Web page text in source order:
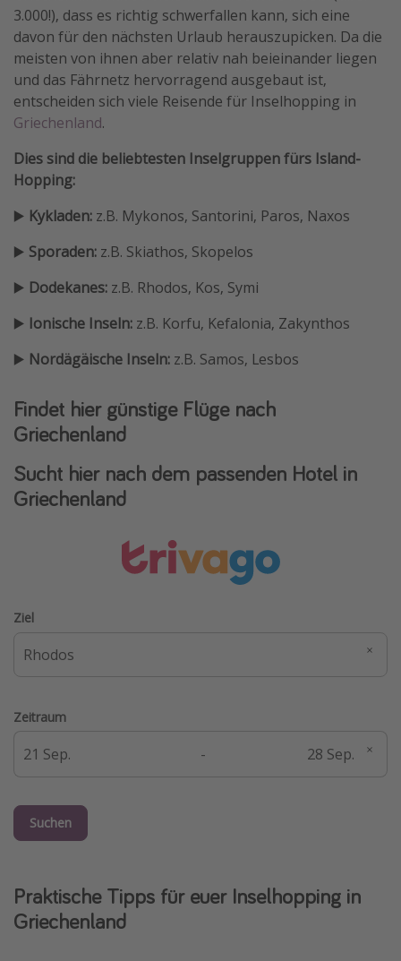
Bahnreisen in der Schweiz
Reisepassfreie Reiseziele
Travel Know How
Silvesterreisen
Last Minute Urlaub Deutschland
3.000!), dass es richtig schwerfallen kann, sich eine
davon für den nächsten Urlaub herauszupicken. Da die
meisten von ihnen aber relativ nah beieinander liegen
und das Fährnetz hervorragend ausgebaut ist,
entscheiden sich viele Reisende für Inselhopping in
Griechenland.
Dies sind die beliebtesten Inselgruppen fürs Island-
Hopping:
▶️ Kykladen: z.B. Mykonos, Santorini, Paros, Naxos
▶️ Sporaden: z.B. Skiathos, Skopelos
▶️ Dodekanes: z.B. Rhodos, Kos, Symi
▶️ Ionische Inseln: z.B. Korfu, Kefalonia, Zakynthos
▶️ Nordägäische Inseln: z.B. Samos, Lesbos
Findet hier günstige Flüge nach
Griechenland
Sucht hier nach dem passenden Hotel in
Griechenland
Ziel
Zeitraum
-
Suchen
Praktische Tipps für euer Inselhopping in
Griechenland